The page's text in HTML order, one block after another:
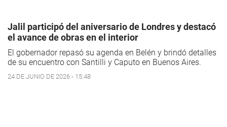
Jalil participó del aniversario de Londres y destacó
el avance de obras en el interior
El gobernador repasó su agenda en Belén y brindó detalles
de su encuentro con Santilli y Caputo en Buenos Aires.
24 DE JUNIO DE 2026 - 15:48